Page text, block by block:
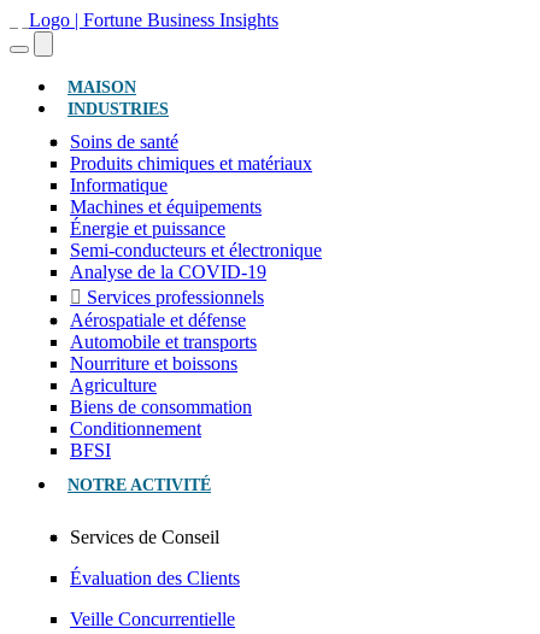
MAISON(ACTUEL)
INDUSTRIES
Soins de santé
Produits chimiques et matériaux
Informatique
Machines et équipements
Énergie et puissance
Semi-conducteurs et électronique
Analyse de la COVID-19
Services professionnels
Aérospatiale et défense
Automobile et transports
Nourriture et boissons
Agriculture
Biens de consommation
Conditionnement
BFSI
NOTRE ACTIVITÉ
Services de Conseil
Évaluation des Clients
Veille Concurrentielle